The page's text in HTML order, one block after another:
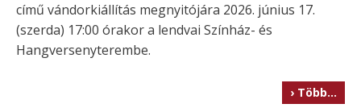
című vándorkiállítás megnyitójára 2026. június 17.
(szerda) 17:00 órakor a lendvai Színház- és
Hangversenyterembe.
› Több…